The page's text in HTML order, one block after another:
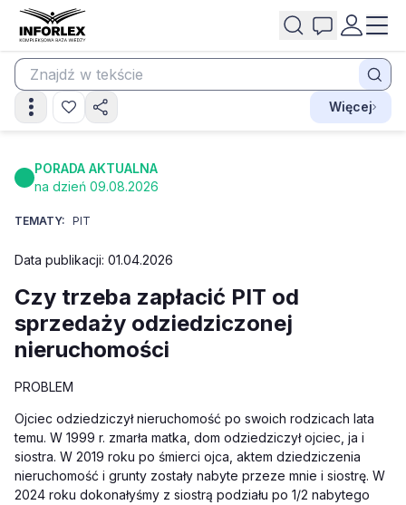
Więcej
PORADA AKTUALNA
na dzień 09.08.2026
TEMATY: PIT
Data publikacji: 01.04.2026
Czy trzeba zapłacić PIT od
sprzedaży odziedziczonej
nieruchomości
PROBLEM
Ojciec odziedziczył nieruchomość po swoich rodzicach lata
temu. W 1999 r. zmarła matka, dom odziedziczył ojciec, ja i
siostra. W 2019 roku po śmierci ojca, aktem dziedziczenia
nieruchomość i grunty zostały nabyte przeze mnie i siostrę. W
2024 roku dokonałyśmy z siostrą podziału po 1/2 nabytego